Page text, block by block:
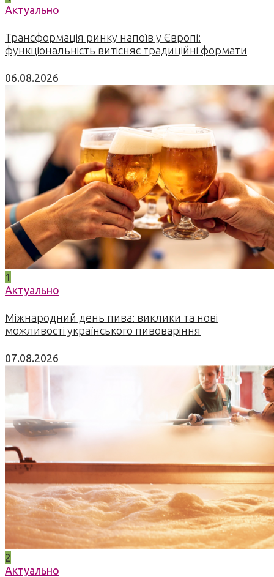
Актуально
Трансформація ринку напоїв у Європі:
функціональність витісняє традиційні формати
06.08.2026
1
Актуально
Міжнародний день пива: виклики та нові
можливості українського пивоваріння
07.08.2026
2
Актуально